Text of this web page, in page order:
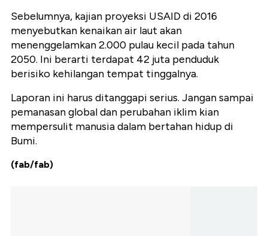
Sebelumnya, kajian proyeksi USAID di 2016
menyebutkan kenaikan air laut akan
menenggelamkan 2.000 pulau kecil pada tahun
2050. Ini berarti terdapat 42 juta penduduk
berisiko kehilangan tempat tinggalnya.
Laporan ini harus ditanggapi serius. Jangan sampai
pemanasan global dan perubahan iklim kian
mempersulit manusia dalam bertahan hidup di
Bumi.
(fab/fab)